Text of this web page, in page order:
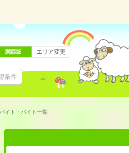
条件
関西版 エリア変更
イト・バイト一覧